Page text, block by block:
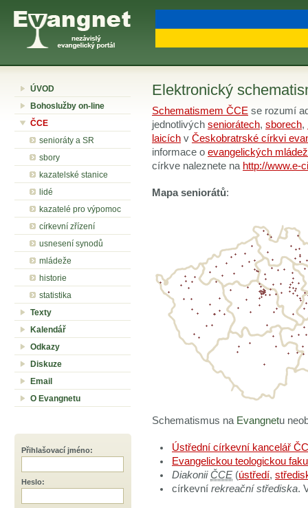
ÚVOD
Bohoslužby on-line
ČCE
senioráty a SR
sbory
kazatelské stanice
lidé
kazatelé pro výpomoc
církevní zřízení
usnesení synodů
mládeže
historie
statistika
Texty
Kalendář
Odkazy
Diskuze
Email
O Evangnetu
Přihlašovací jméno:
Heslo:
Elektronický
Schematismem ČCE se rozumí
jednotlivých seniorátech, sborech,
laicích v Českobratrské církvi
informace o evangelických
církve naleznete na http://www.e-
Mapa seniorátů:
Schematismus na Evangnetu
Ústřední církevní kancelář
Evangelickou teologickou
DiakoniiČCE (ústředí,
církevní rekreační střediska.